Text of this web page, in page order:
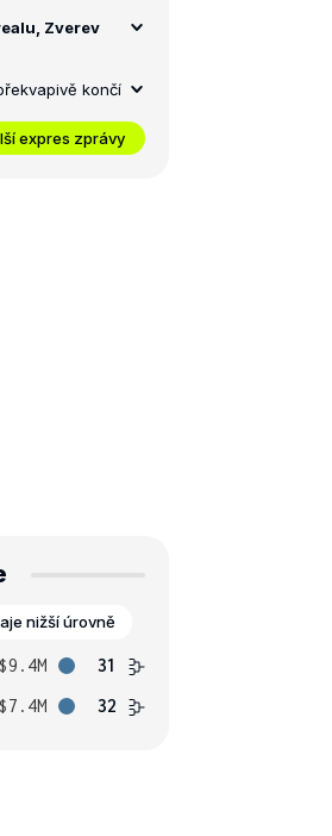
Zverev
končí
expres zprávy
nižší úrovně
$9.4M
31
$7.4M 32